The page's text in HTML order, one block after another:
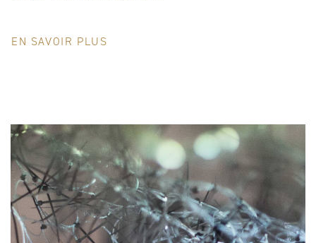
EN SAVOIR PLUS